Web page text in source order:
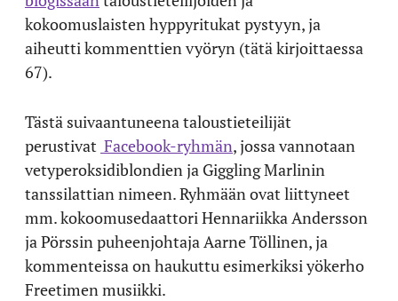
kokoomuslaisten hyppyritukat pystyyn, ja
aiheutti kommenttien vyöryn (tätä kirjoittaessa
67).
Tästä suivaantuneena taloustieteilijät
perustivat Facebook-ryhmän, jossa vannotaan
vetyperoksidiblondien ja Giggling Marlinin
tanssilattian nimeen. Ryhmään ovat liittyneet
mm. kokoomusedaattori Hennariikka Andersson
ja Pörssin puheenjohtaja Aarne Töllinen, ja
kommenteissa on haukuttu esimerkiksi yökerho
Freetimen musiikki.